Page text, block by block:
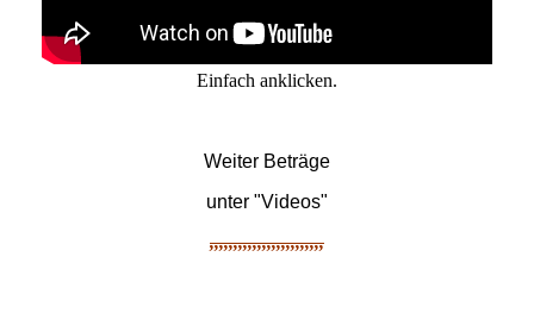
Einfach anklicken.
Weiter Beträge
unter "Videos"
,,,,,,,,,,,,,,,,,,,,,,,,